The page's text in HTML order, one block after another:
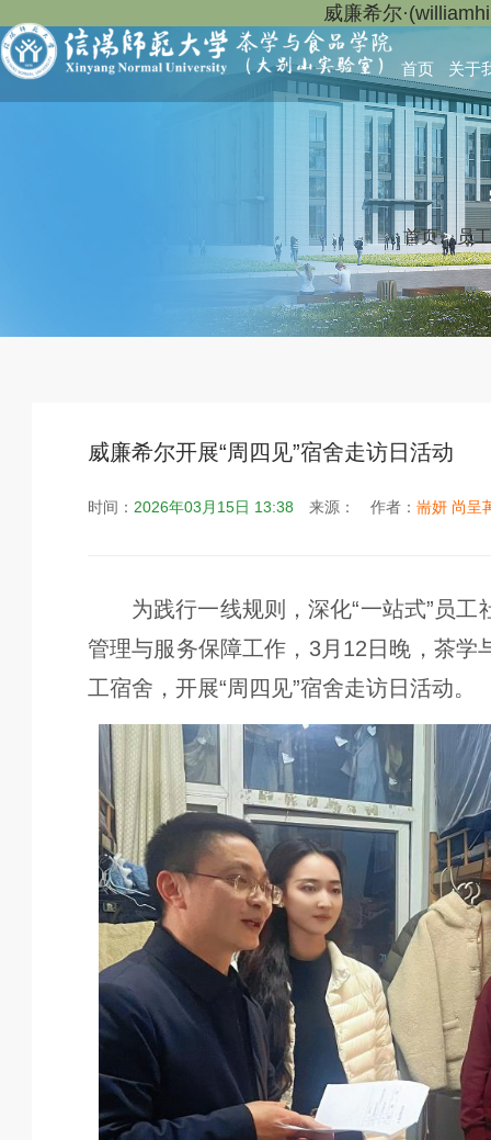
威廉希尔
首页 关于
首页> 员
威廉希尔开展“周四见”宿舍走访日活动
时间： 2026年03月15日 13:38 来源： 作者： 耑妍 尚呈
为践行一线规则，深化“一站式”员
管理与服务保障工作，3月12日晚，茶
工宿舍，开展“周四见”宿舍走访日活动。